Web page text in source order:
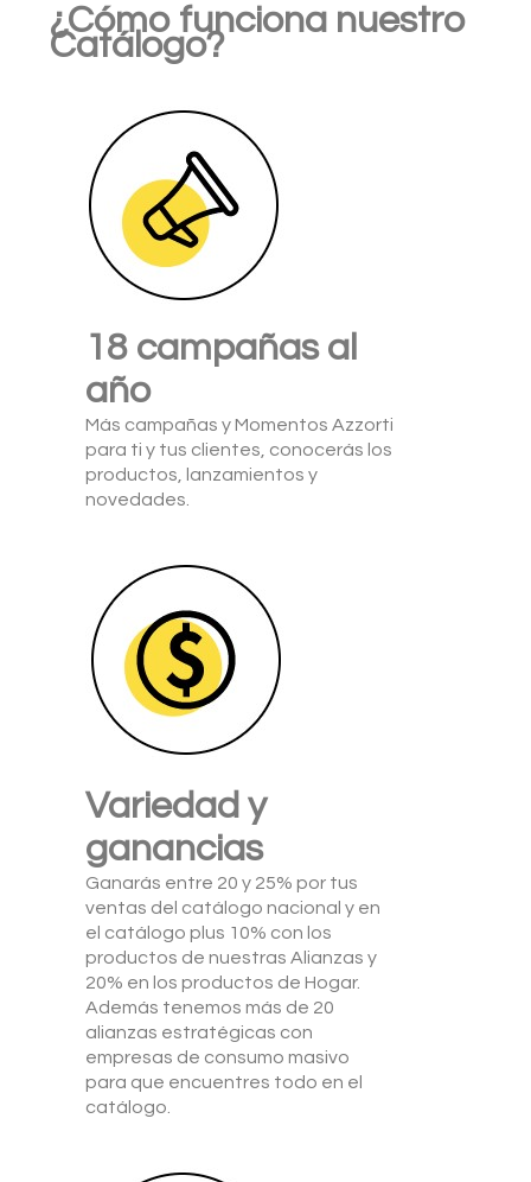
¿Cómo funciona nuestro
Catálogo?
18 campañas al
año
Más campañas y Momentos Azzorti
para ti y tus clientes, conocerás los
productos, lanzamientos y
novedades.
Variedad y
ganancias
Ganarás entre 20 y 25% por tus
ventas del catálogo nacional y en
el catálogo plus 10% con los
productos de nuestras Alianzas y
20% en los productos de Hogar.
Además tenemos más de 20
alianzas estratégicas con
empresas de consumo masivo
para que encuentres todo en el
catálogo.